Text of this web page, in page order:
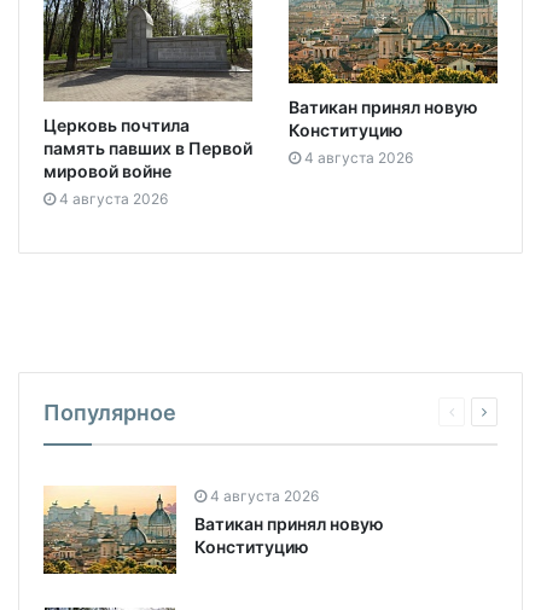
Церковь почтила
память павших в Первой
мировой войне
4 августа 2026
Ватикан принял новую
Конституцию
4 августа 2026
Популярное
4 августа 2026
Ватикан принял новую
Конституцию